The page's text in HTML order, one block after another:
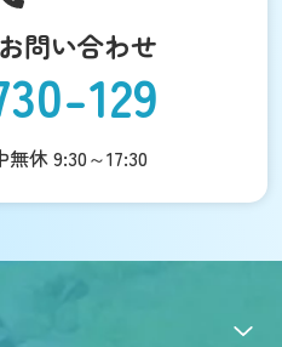
問い合わせ
129
休 9:30～17:30